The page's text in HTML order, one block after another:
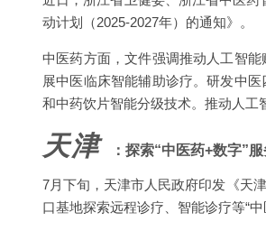
动计划（2025-2027年）的通知》。
中医药方面，文件强调推动人工智
展中医临床智能辅助诊疗。研发中
和中药饮片智能分级技术。推动人工
天津 ：探索“中医药+数字”
7月下旬，天津市人民政府印发《天
口基地探索远程诊疗、智能诊疗等“中